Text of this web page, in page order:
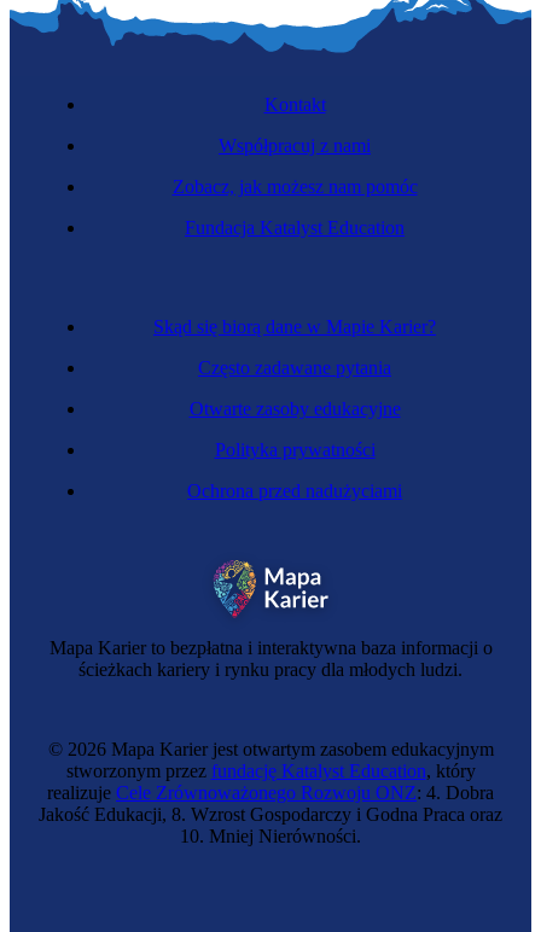
Mapa Karier to bezpłatna i interaktywna baza informacji o
ścieżkach kariery i rynku pracy dla młodych ludzi.
Skąd się biorą dane w Mapie Karier?
Często zadawane pytania
Otwarte zasoby edukacyjne
Polityka prywatności
Ochrona przed nadużyciami
Kontakt
Współpracuj z nami
Zobacz, jak możesz nam pomóc
Fundacja Katalyst Education
© 2026 Mapa Karier jest otwartym zasobem edukacyjnym
stworzonym przez fundację Katalyst Education, który
realizuje Cele Zrównoważonego Rozwoju ONZ: 4. Dobra
Jakość Edukacji, 8. Wzrost Gospodarczy i Godna Praca oraz
10. Mniej Nierówności.